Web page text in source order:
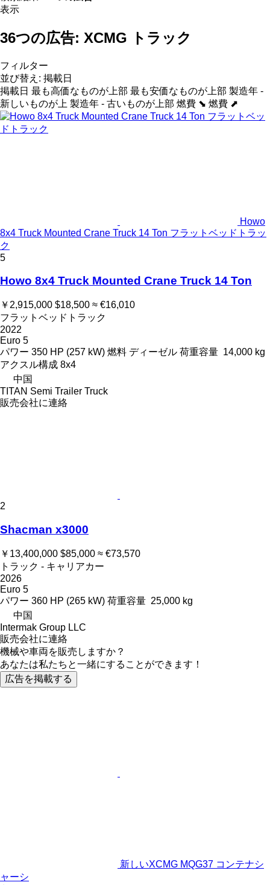
表示
36つの広告: XCMG トラック
フィルター
並び替え : 掲載日
掲載日 最も高価なものが上部 最も安価なものが上部 製造年 -
新しいものが上 製造年 - 古いものが上部 燃費 ⬊ 燃費 ⬈
Howo
8x4 Truck Mounted Crane Truck 14 Ton フラットベッドトラッ
ク
5
Howo 8x4 Truck Mounted Crane Truck 14 Ton
￥2,915,000 $18,500 ≈ €16,010
フラットベッドトラック
2022
Euro 5
パワー 350 HP (257 kW) 燃料 ディーゼル 荷重容量 14,000 kg
アクスル構成 8x4
中国
TITAN Semi Trailer Truck
販売会社に連絡
2
Shacman x3000
￥13,400,000 $85,000 ≈ €73,570
トラック - キャリアカー
2026
Euro 5
パワー 360 HP (265 kW) 荷重容量 25,000 kg
中国
Intermak Group LLC
販売会社に連絡
機械や車両を販売しますか？
あなたは私たちと一緒にすることができます！
広告を掲載する
新しいXCMG MQG37 コンテナシ
ャーシ